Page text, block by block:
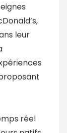
leur
réel